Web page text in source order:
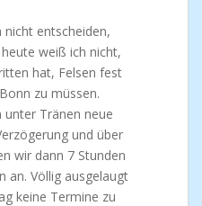
entscheiden,
weiß ich nicht,
hat, Felsen fest
zu müssen.
Tränen neue
und über
wir dann 7 Stunden
an. Völlig ausgelaugt
keine Termine zu